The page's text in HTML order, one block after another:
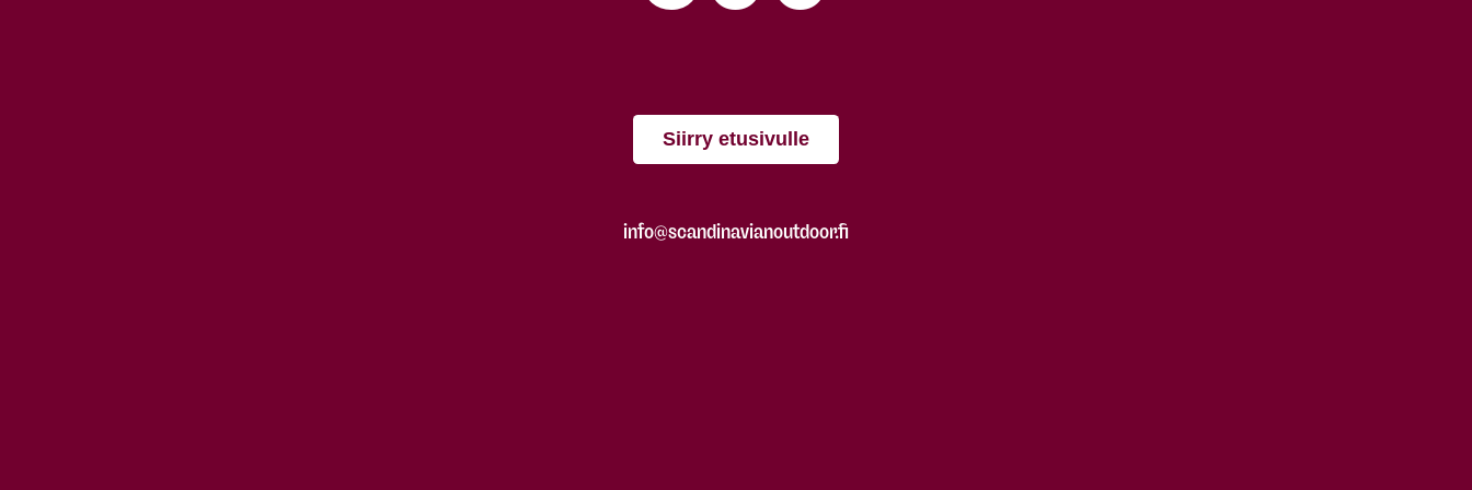
Siirry etusivulle
info@scandinavianoutdoor.fi